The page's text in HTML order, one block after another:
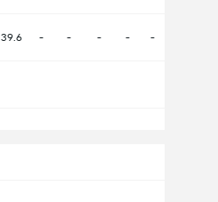
39.6 - - - - -